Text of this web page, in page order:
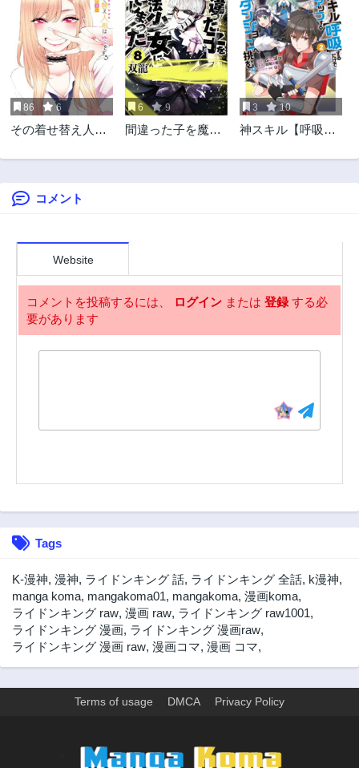
2年前 2年前
第47話
2年前
第46話
2年前
第45話
2年前
第44話
2年前
第43話
2年前
第42話
2年前
第41話 第40話
第39話
第37話
第35話
2年前
第34話
2年前
第33話
第24話
2年前
第22話 第21話
2年前
第20話
2年前
第20.5話
2年前
第16話
2年前
86 6
その着せ替え人形
6 9
間違った子を魔法
た
3 10
神スキル【呼吸】
アップする僕は、
コメント
Website
コメントを投稿するには、 ログイン または 登録する必
要があります
Tags
K-漫神, 漫神, ライドンキング 話, ライドンキング 全話, k漫神,
manga koma, mangakoma01, mangakoma, 漫画koma,
ライドンキング raw, 漫画 raw, ライドンキング raw1001,
ライドンキング 漫画, ライドンキング 漫画raw,
ライドンキング 漫画 raw, 漫画コマ, 漫画 コマ,
Terms of usage DMCA Privacy Policy